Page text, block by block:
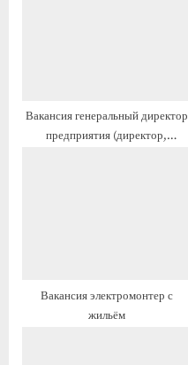
Вакансия генеральный директор
предприятия (директор,
Вакансия электромонтер с
жильём